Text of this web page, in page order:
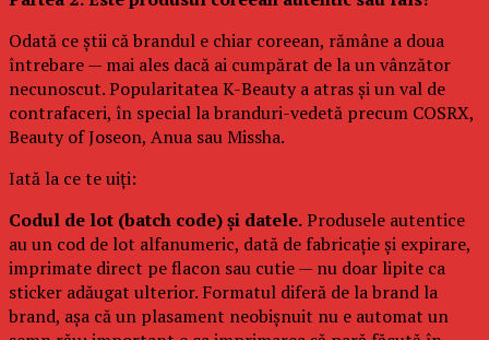
Odată ce știi că brandul e chiar coreean, rămâne a doua
întrebare — mai ales dacă ai cumpărat de la un vânzător
necunoscut. Popularitatea K-Beauty a atras și un val de
contrafaceri, în special la branduri-vedetă precum COSRX,
Beauty of Joseon, Anua sau Missha.
Iată la ce te uiți:
Codul de lot (batch code) și datele.Produsele autentice
au un cod de lot alfanumeric, dată de fabricație și expirare,
imprimate direct pe flacon sau cutie — nu doar lipite ca
sticker adăugat ulterior. Formatul diferă de la brand la
brand, așa că un plasament neobișnuit nu e automat un